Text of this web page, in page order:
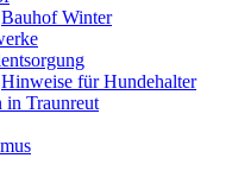
Bauhof Winter
Hinweise für Hundehalter
in Traunreut